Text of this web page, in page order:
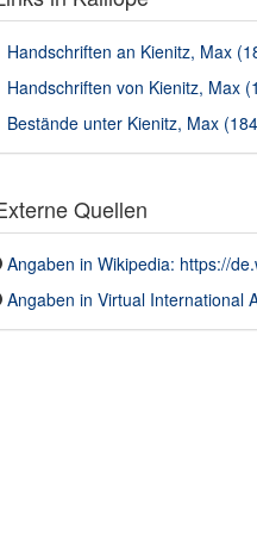
Handschriften an Kienitz, Max
Handschriften von Kienitz, Max
Bestände unter Kienitz, Max
Quellen
Angaben in Wikipedia: https://
Angaben in Virtual International